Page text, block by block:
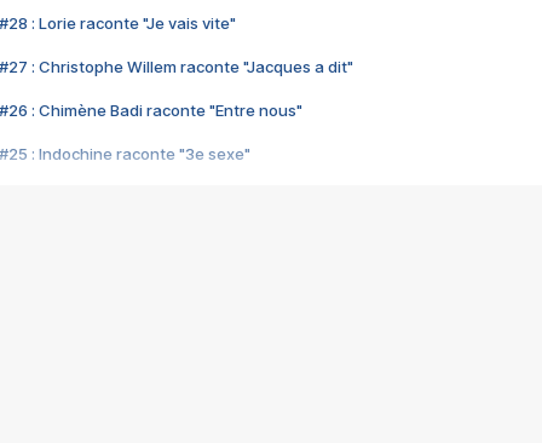
#28 : Lorie raconte "Je vais vite"
#27 : Christophe Willem raconte "Jacques a dit"
#26 : Chimène Badi raconte "Entre nous"
#25 : Indochine raconte "3e sexe"